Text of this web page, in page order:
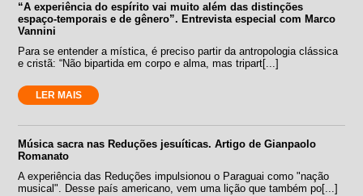
“A experiência do espírito vai muito além das distinções
espaço-temporais e de gênero”. Entrevista especial com Marco
Vannini
Para se entender a mística, é preciso partir da antropologia clássica
e cristã: “Não bipartida em corpo e alma, mas tripart[...]
LER MAIS
Música sacra nas Reduções jesuíticas. Artigo de Gianpaolo
Romanato
A experiência das Reduções impulsionou o Paraguai como "nação
musical". Desse país americano, vem uma lição que também po[...]